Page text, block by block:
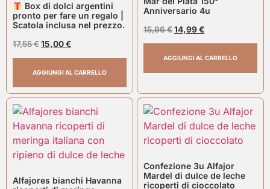
Box di dolci argentini
pronto per fare un regalo |
Scatola inclusa nel prezzo.
17,55€15,00€
AGGIUNGI AL CARRELLO
Anniversario 4u
15,96€14,99€
AGGIUNGI AL CARRELLO
Alfajores bianchi Havanna
Confezione 3u Alfajor
Mardel di dulce de leche
ricoperti di cioccolato